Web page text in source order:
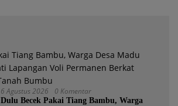
6 Agustus 2026 0 Komentar
Dulu Becek Pakai Tiang Bambu, Warga